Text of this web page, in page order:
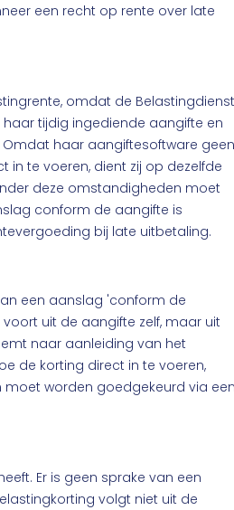
een recht op rente over late
omdat de Belastingdienst
tijdig ingediende aangifte en
haar aangiftesoftware geen
te voeren, dient zij op dezelfde
deze omstandigheden moet
conform de aangifte is
bij late uitbetaling.
een aanslag 'conform de
uit de aangifte zelf, maar uit
naar aanleiding van het
de korting direct in te voeren,
worden goedgekeurd via een
Er is geen sprake van een
volgt niet uit de